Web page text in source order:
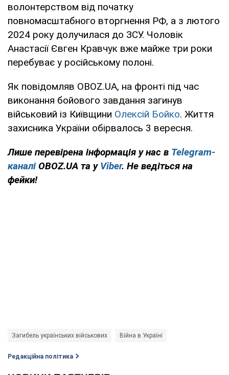
волонтерством від початку
повномасштабного вторгнення РФ, а з лютого
2024 року долучилася до ЗСУ. Чоловік
Анастасії Євген Кравчук вже майже три роки
перебуває у російському полоні.
Як повідомляв OBOZ.UA, на фронті під час
виконання бойового завдання загинув
військовий із Київщини Олексій Бойко. Життя
захисника України обірвалось 3 вересня.
Лише перевірена інформація у нас в Telegram-
каналі OBOZ.UA та у Viber. Не ведіться на
фейки!
Загибель українських військових Війна в Україні
Редакційна політика